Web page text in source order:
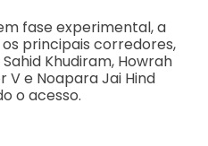
fase experimental, a
principais corredores,
Khudiram, Howrah
V e Noapara Jai Hind
o acesso.